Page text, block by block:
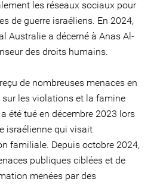
les réseaux sociaux pour
de guerre israéliens. En 2024,
Australie a décerné à Anas Al-
des droits humains.
de nombreuses menaces en
sur les violations et la famine
été tué en décembre 2023 lors
israélienne qui visait
familiale. Depuis octobre 2024,
publiques ciblées et de
menées par des